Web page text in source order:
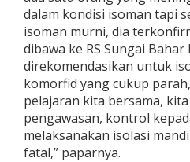
dalam kondisi isoman tapi
isoman murni, dia
dibawa ke RS Sungai Bahar
direkomendasikan untuk
komorfid yang cukup
pelajaran kita bersama,
pengawasan, kontrol
melaksanakan isolasi
fatal,” paparnya.